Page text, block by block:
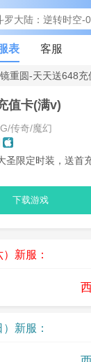
表 客服
重圆-天天送648充
值卡(满v)
传奇/魔幻
圣限定时装，送首
下载游戏
新服：
新服：